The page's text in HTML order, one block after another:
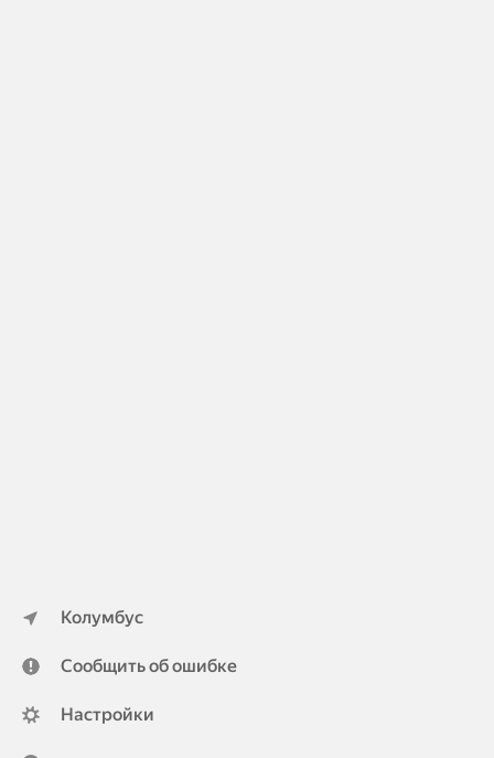
Колумбус
Сообщить об ошибке
Настройки